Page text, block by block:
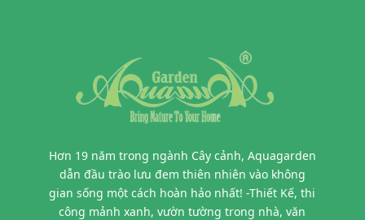
Hơn 19 năm trong ngành Cây cảnh, Aquagarden
dẫn đầu trào lưu đem thiên nhiên vào không
gian sống một cách hoàn hảo nhất! -Thiết Kế, thi
công mảnh xanh, vườn tường trong nhà, văn